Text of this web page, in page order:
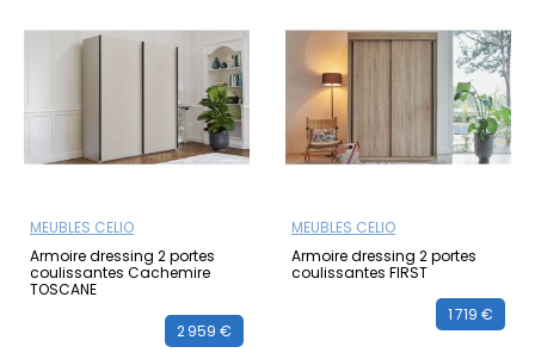
MEUBLES CELIO
Armoire dressing 2 portes
coulissantes Cachemire
TOSCANE
2 959 €
MEUBLES CELIO
Armoire dressing 2 portes
coulissantes FIRST
1 719 €